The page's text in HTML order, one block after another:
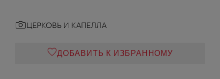
ЦЕРКОВЬ И КАПЕЛЛА
ДОБАВИТЬ К ИЗБРАННОМУ